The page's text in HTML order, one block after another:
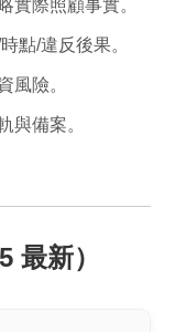
實際照顧事實。
點/違反後果。
風險。
與備案。
最新）